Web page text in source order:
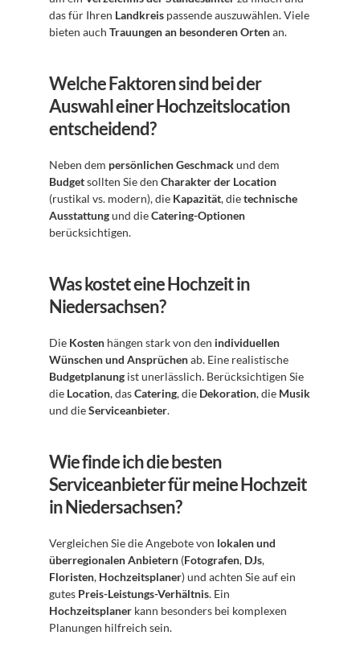
das für Ihren Landkreis passende auszuwählen. Viele
bieten auch Trauungen an besonderen Orten an.
Welche Faktoren sind bei der
Auswahl einer Hochzeitslocation
entscheidend?
Neben dem persönlichen Geschmack
Budget sollten Sie den Charakter der Location
(rustikal vs. modern), die Kapazität, die technische
Ausstattung und die Catering-Optionen
berücksichtigen.
Was kostet eine Hochzeit in
Niedersachsen?
Die Kosten hängen stark von den individuellen
Wünschen und Ansprüchen
Budgetplanung ist unerlässlich. Berücksichtigen Sie
die Location, das Catering, die Dekoration, die Musik
und die Serviceanbieter.
Wie finde ich die besten
Serviceanbieter für meine Hochzeit
in Niedersachsen?
Vergleichen Sie die Angebote von lokalen und
überregionalen Anbietern (Fotografen, DJs
Floristen, Hochzeitsplaner) und achten Sie auf ein
gutes Preis-Leistungs-Verhältnis
Hochzeitsplaner kann besonders bei komplexen
Planungen hilfreich sein.